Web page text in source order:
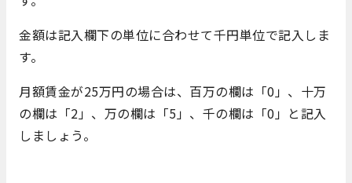
金額は記入欄下の単位に合わせて千円単位で記入しま
す。
月額賃金が25万円の場合は、百万の欄は「0」、十万
の欄は「2」、万の欄は「5」、千の欄は「0」と記入
しましょう。